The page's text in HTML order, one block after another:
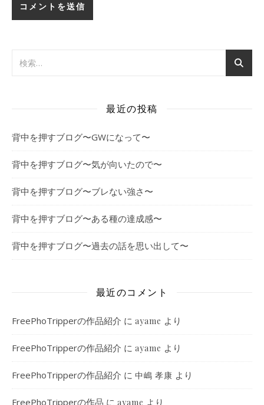
最近の投稿
背中を押すブログ〜GWになって〜
背中を押すブログ〜気が向いたので〜
背中を押すブログ〜ブレない強さ〜
背中を押すブログ〜ある種の達成感〜
背中を押すブログ〜過去の話を思い出して〜
最近のコメント
FreePhoTripperの作品紹介 に ayame より
FreePhoTripperの作品紹介 に ayame より
FreePhoTripperの作品紹介 に 中嶋 孝康 より
FreePhoTripperの作品 に ayame より